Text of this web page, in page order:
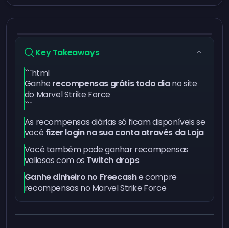
Key Takeaways
```html
Ganhe recompensas grátis todo diano site
do Marvel Strike Force
```
As recompensas diárias só ficam disponíveis se
você fizer login na sua conta através da Loja
Você também pode ganhar recompensas
valiosas com os Twitch drops
Ganhe dinheiro no Freecashe compre
recompensas no Marvel Strike Force